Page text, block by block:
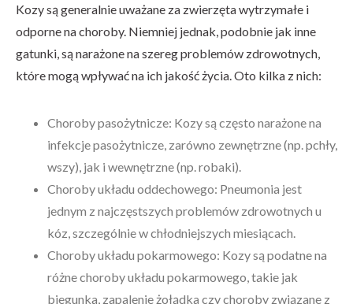
Kozy są generalnie uważane za zwierzęta wytrzymałe i
odporne na choroby. Niemniej jednak, podobnie jak inne
gatunki, są narażone na szereg problemów zdrowotnych,
które mogą wpływać na ich jakość życia. Oto kilka z nich:
Choroby pasożytnicze: Kozy są często narażone na
infekcje pasożytnicze, zarówno zewnętrzne (np. pchły,
wszy), jak i wewnętrzne (np. robaki).
Choroby układu oddechowego: Pneumonia jest
jednym z najczęstszych problemów zdrowotnych u
kóz, szczególnie w chłodniejszych miesiącach.
Choroby układu pokarmowego: Kozy są podatne na
różne choroby układu pokarmowego, takie jak
biegunka, zapalenie żołądka czy choroby związane z